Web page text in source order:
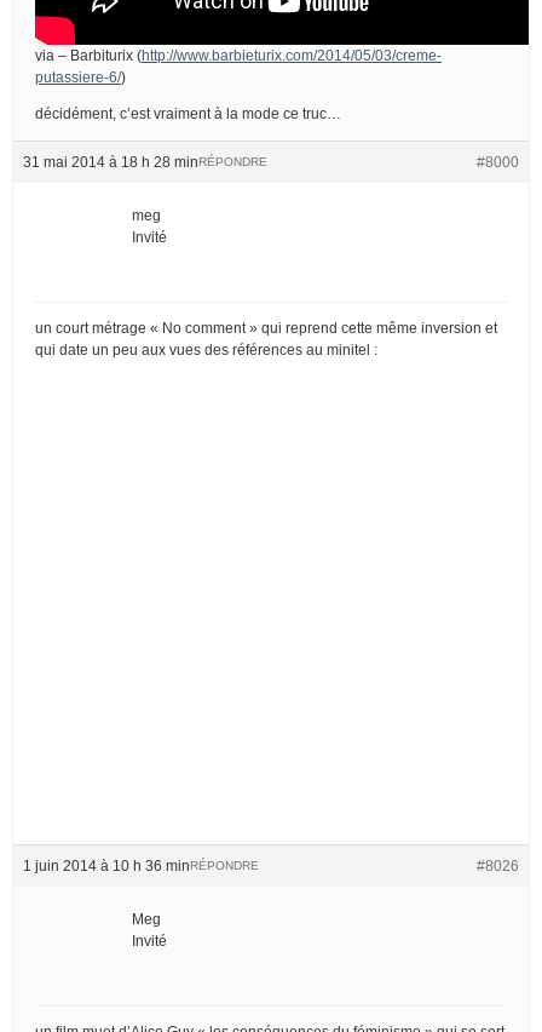
via – Barbiturix (http://www.barbieturix.com/2014/05/03/creme-
putassiere-6/)
décidément, c’est vraiment à la mode ce truc…
31 mai 2014 à 18 h 28 min #8000
RÉPONDRE
meg
Invité
un court métrage « No comment » qui reprend cette même inversion et
qui date un peu aux vues des références au minitel :
1 juin 2014 à 10 h 36 min #8026
RÉPONDRE
Meg
Invité